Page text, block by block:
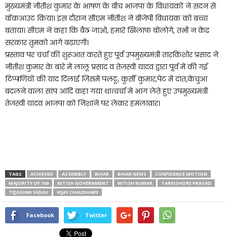
मुख्यमंत्री नीतीश कुमार के भाषण के बीच भाजपा के विधायकों ने सदन से
वॉकआउट किया। इस दौरान सीएम नीतीश ने बीजेपी विधायक को बच्चा
बताया। सीएम ने कहा कि बैठ जाओ, हमारे खिलाफ बोलोगे, तभी न केंद्र
सरकार तुमको आगे बढ़ाएगी।
प्रस्ताव पर चर्चा की शुरूआत करते हुए पूर्व उपमुख्यमंत्री तारकिशोर प्रसाद ने
नीतीश कुमार के बारे में लालू प्रसाद व तेजस्वी यादव द्वारा पूर्व में की गई
टिप्पणियों की याद दिलाई जिसमें पलटू, कुर्सी कुमार,पेट में दांत,केंचुआ
बदलने वाला सांप आदि कहा गया था।चर्चा में भाग लेते हुए उपमुख्यमंत्री
तेजस्वी यादव भाजपा को निशाने पर लेकर हमलावार।
TAGS ACHIEVED ASSEMBLY BIHAR BIHAR NEWS
CONFIDENCE MOTION
MAJORITY OF 160
NITISH GOVERNMENT NITISH KUMAR
TARKISHORE PRASAD
TEJASHWI YADAV
VIJAY CHAUDHARY
Facebook Twitter